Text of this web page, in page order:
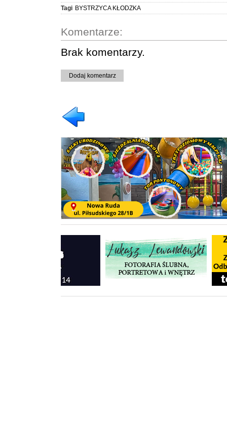
Tagi BYSTRZYCA KŁODZKA
Komentarze:
Brak komentarzy.
Dodaj komentarz